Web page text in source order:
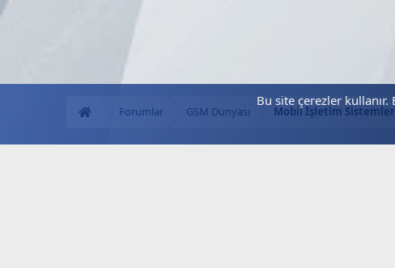
Forumlar GSM Dünyası Mobil İşletim
Bu site çerezler